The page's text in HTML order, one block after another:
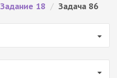
Задание 18 / Задача 86